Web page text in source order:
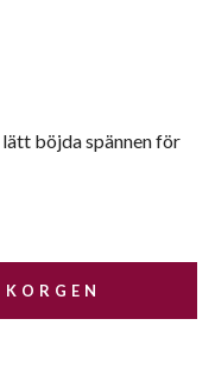
böjda spännen för